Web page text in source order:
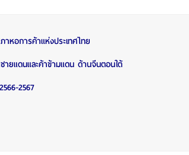
าหอการค้าแห่งประเทศไทย
ยแดนและค้าข้ามแดน ด้านจีนตอนใต้
2567